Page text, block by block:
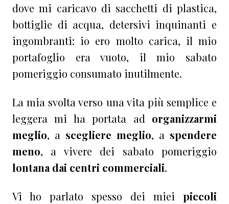
dove mi caricavo di sacchetti di plastica,
bottiglie di acqua, detersivi inquinanti e
ingombranti: io ero molto carica, il mio
portafoglio era vuoto, il mio sabato
pomeriggio consumato inutilmente.
La mia svolta verso una vita più semplice e
leggera mi ha portata ad organizzarmi
meglio, a scegliere meglio, a spendere
meno, a vivere dei sabato pomeriggio
lontana dai centri commerciali.
Vi ho parlato spesso dei miei piccoli